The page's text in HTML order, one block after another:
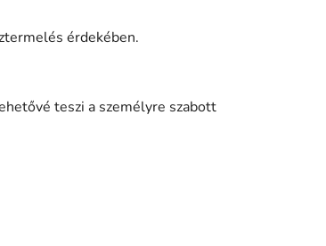
érdekében.
teszi a személyre szabott